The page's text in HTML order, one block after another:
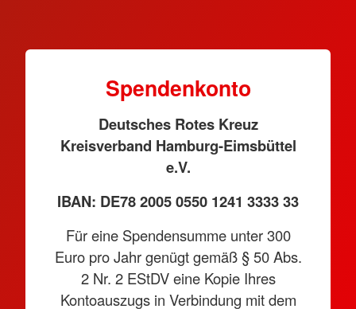
Spendenkonto
Deutsches Rotes Kreuz
Kreisverband Hamburg-Eimsbüttel
e.V.
IBAN: DE78 2005 0550 1241 3333 33
Für eine Spendensumme unter 300
Euro pro Jahr genügt gemäß § 50 Abs.
2 Nr. 2 EStDV eine Kopie Ihres
Kontoauszugs in Verbindung mit dem